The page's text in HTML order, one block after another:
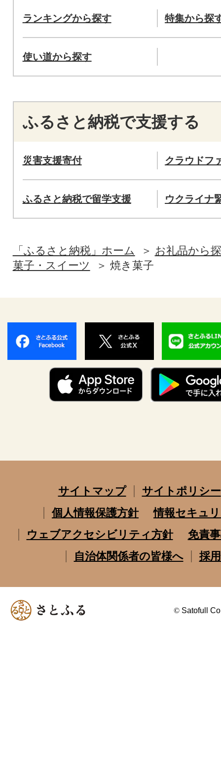
ランキングから探す 特集から探
使い道から探す
ふるさと納税で支援する
災害支援寄付 クラウドフ
ふるさと納税で留学支援 ウクライナ
「ふるさと納税」ホーム
お礼品から
菓子・スイーツ
焼き菓子
サイトマップ
サイトポリシー
個人情報保護方針
情報セキュ
ウェブアクセシビリティ方針
免責
自治体関係者の皆様へ
採
© Satofull